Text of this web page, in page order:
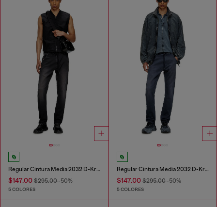
Regular Cintura Media 2032 D-Krooley Joggjeans®
$147.00 $295.00-50%
5 COLORES
Regular Cintura Media 2032 D-Krooley Joggjeans®
$147.00$295.00-50%
5 COLORES